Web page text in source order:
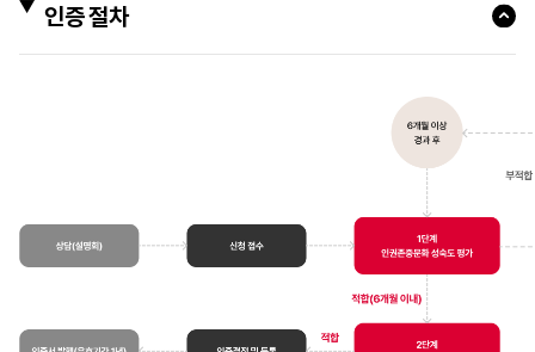
인증 절차